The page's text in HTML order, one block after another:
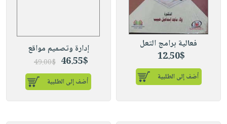
فعالية برامج التعل
12.50$
أضف إلى الطلبية
إدارة وتصميم مواقع
46.55$
49.00$
أضف إلى الطلبية